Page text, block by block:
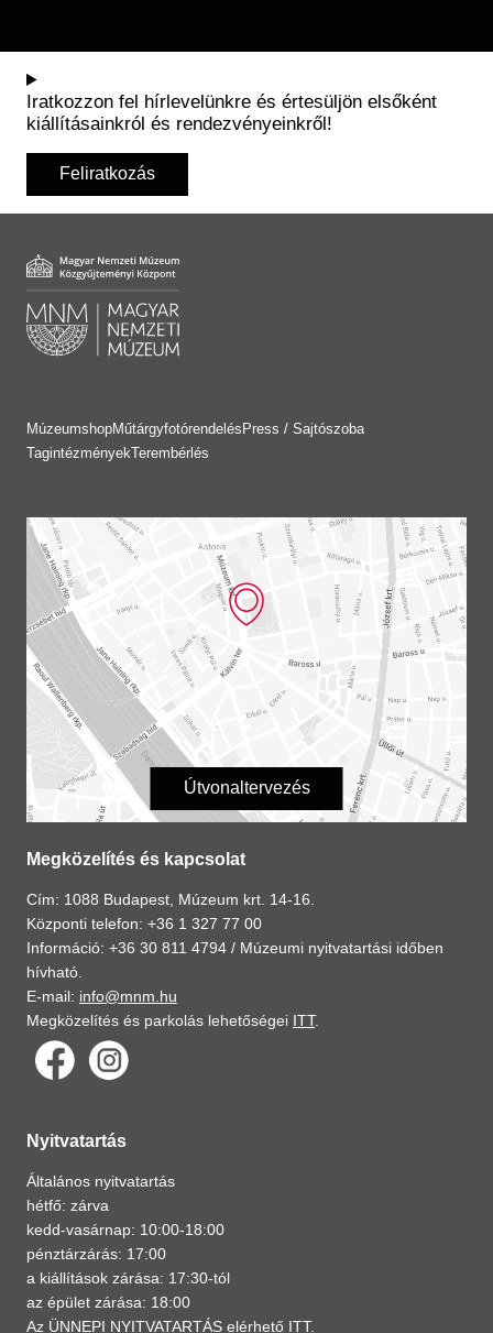
Iratkozzon fel hírlevelünkre és értesüljön elsőként
kiállításainkról és rendezvényeinkről!
Feliratkozás
MúzeumshopMűtárgyfotórendelés Press / Sajtószoba
TagintézményekTerembérlés
Útvonaltervezés
Megközelítés és kapcsolat
Cím: 1088 Budapest, Múzeum krt. 14-16.
Központi telefon: +36 1 327 77 00
Információ: +36 30 811 4794 / Múzeumi nyitvatartási időben
hívható.
E-mail: info@mnm.hu
Megközelítés és parkolás lehetőségei ITT.
Nyitvatartás
Általános nyitvatartás
hétfő: zárva
kedd-vasárnap: 10:00-18:00
pénztárzárás: 17:00
a kiállítások zárása: 17:30-tól
az épület zárása: 18:00
Az ÜNNEPI NYITVATARTÁS elérhető ITT.